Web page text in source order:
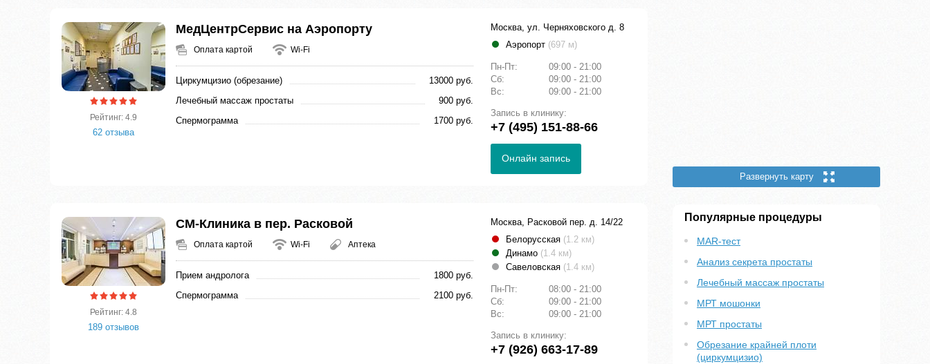
Рейтинг: 4.9
62 отзыва
МедЦентрСервис на Аэропорту
Оплата картой Wi-Fi
Циркумцизио (обрезание)
13000 руб.
Лечебный массаж простаты
900 руб.
Спермограмма
1700 руб.
Москва, ул. Черняховского д. 8
Аэропорт (697 м)
Пн-Пт:
09:00 - 21:00
Сб:
09:00 - 21:00
Вс:
09:00 - 21:00
Запись в клинику:
+7 (495) 151-88-66
Онлайн запись
Рейтинг: 4.8
189 отзывов
СМ-Клиника в пер. Расковой
Оплата картой Wi-Fi Аптека
Прием андролога
1800 руб.
Спермограмма
2100 руб.
Москва, Расковой пер. д. 14/22
Белорусская (1.2 км)
Динамо (1.4 км)
Савеловская (1.4 км)
Пн-Пт:
08:00 - 21:00
Сб:
09:00 - 21:00
Вс:
09:00 - 21:00
Запись в клинику:
+7 (926) 663-17-89
Развернуть карту
Популярные процедуры
MAR-тест
Анализ секрета простаты
Лечебный массаж простаты
МРТ мошонки
МРТ простаты
Обрезание крайней плоти
(циркумцизио)